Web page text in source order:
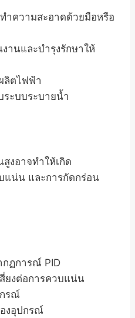
ำความสะอาดด้วยมือหรือ
านและบำรุงรักษาให้
ลิตไฟฟ้า
ะบบระบายน้ำ
งอาจทำให้เกิด
แน่น และการกัดกร่อน
กฏการณ์ PID
ยงต่อการควบแน่น
รณ์
งอุปกรณ์